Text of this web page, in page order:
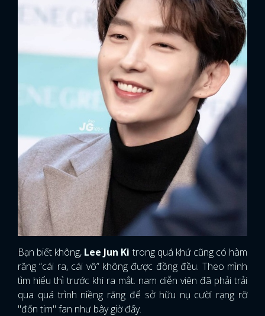
Bạn biết không, Lee Jun Ki trong quá khứ cũng có hàm
răng “cái ra, cái vô” không được đồng đều. Theo mình
tìm hiểu thì trước khi ra mắt. nam diễn viên đã phải trải
qua quá trình niềng răng để sở hữu nụ cười rạng rỡ
"đốn tim" fan như bây giờ đấy.